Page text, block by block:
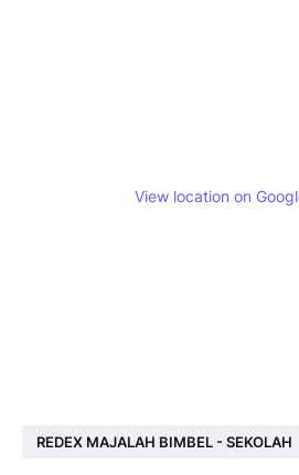
View location on
REDEX MAJALAH BIMBEL - SEKOLAH